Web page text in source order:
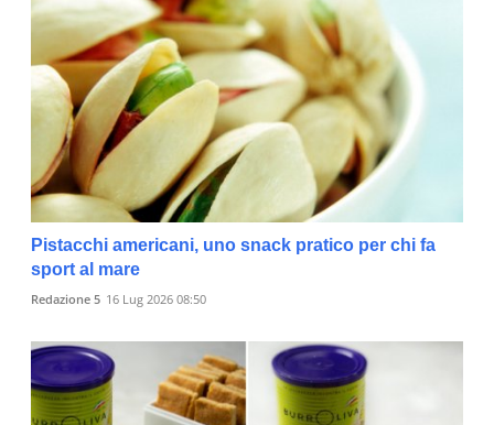
Pistacchi americani, uno snack pratico per chi fa
sport al mare
Redazione 5 16 Lug 2026 08:50